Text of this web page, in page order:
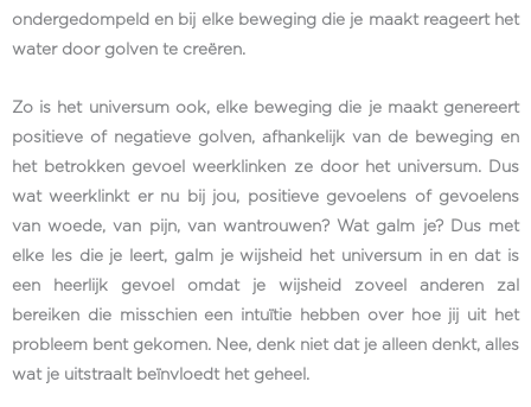
ondergedompeld en bij elke beweging die je maakt reageert het
water door golven te creëren.
Zo is het universum ook, elke beweging die je maakt genereert
positieve of negatieve golven, afhankelijk van de beweging en
het betrokken gevoel weerklinken ze door het universum. Dus
wat weerklinkt er nu bij jou, positieve gevoelens of gevoelens
van woede, van pijn, van wantrouwen? Wat galm je? Dus met
elke les die je leert, galm je wijsheid het universum in en dat is
een heerlijk gevoel omdat je wijsheid zoveel anderen zal
bereiken die misschien een intuïtie hebben over hoe jij uit het
probleem bent gekomen. Nee, denk niet dat je alleen denkt, alles
wat je uitstraalt beïnvloedt het geheel.